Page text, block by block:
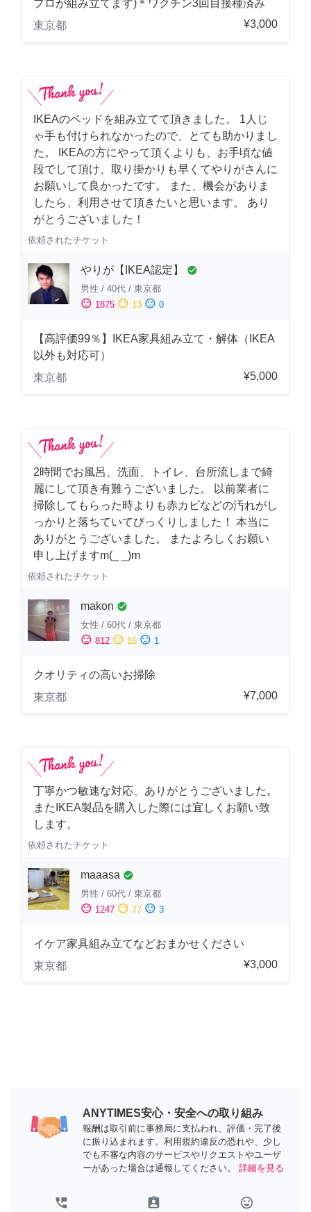
プロが組み立てます)＊ワクチン3回目接種済み
東京都
¥3,000
IKEAのベッドを組み立てて頂きました。 1人じ
ゃ手も付けられなかったので、とても助かりまし
た。 IKEAの方にやって頂くよりも、お手頃な値
段でして頂け、取り掛かりも早くてやりがさんに
お願いして良かったです。 また、機会がありま
したら、利用させて頂きたいと思います。 あり
がとうございました！
依頼されたチケット
やりが【IKEA認定】 check_circle
男性 / 40代 / 東京都
sentiment_satisfied 1875 sentiment_neutral 13 sentiment_dissatisfied 0
【高評価99％】IKEA家具組み立て・解体（IKEA
以外も対応可）
東京都
¥5,000
2時間でお風呂、洗面、トイレ、台所流しまで綺
麗にして頂き有難うございました。 以前業者に
掃除してもらった時よりも赤カビなどの汚れがし
っかりと落ちていてびっくりしました！ 本当に
ありがとうございました。 またよろしくお願い
申し上げますm(_ _)m
依頼されたチケット
makon check_circle
女性 / 60代 / 東京都
sentiment_satisfied 812 sentiment_neutral 16 sentiment_dissatisfied 1
クオリティの高いお掃除
東京都
¥7,000
丁寧かつ敏速な対応、ありがとうございました。
またIKEA製品を購入した際には宜しくお願い致
します。
依頼されたチケット
maaasa check_circle
男性 / 60代 / 東京都
sentiment_satisfied 1247 sentiment_neutral 77 sentiment_dissatisfied 3
イケア家具組み立てなどおまかせください
東京都
¥3,000
ANYTIMES安心・安全への取り組み
報酬は取引前に事務局に支払われ、評価・完了後
に振り込まれます。利用規約違反の恐れや、少し
でも不審な内容のサービスやリクエストやユーザ
ーがあった場合は通報してください。
詳細を見る
perm_phone_msg assignment_ind tag_faces